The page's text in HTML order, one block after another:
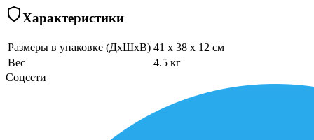
Характеристики
Размеры в упаковке (ДхШхВ) 41 x 38 x 12 см
Вес
4.5 кг
Соцсети